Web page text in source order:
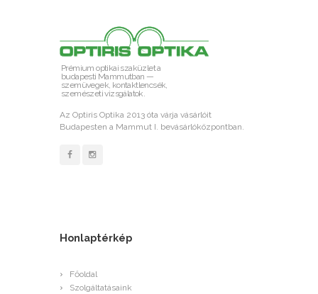
Prémium optikai szaküzlet a
budapesti Mammutban —
szemüvegek, kontaktlencsék,
szemészeti vizsgálatok.
Az Optiris Optika 2013 óta várja vásárlóit
Budapesten a Mammut I. bevásárlóközpontban.
Honlaptérkép
Főoldal
Szolgáltatásaink